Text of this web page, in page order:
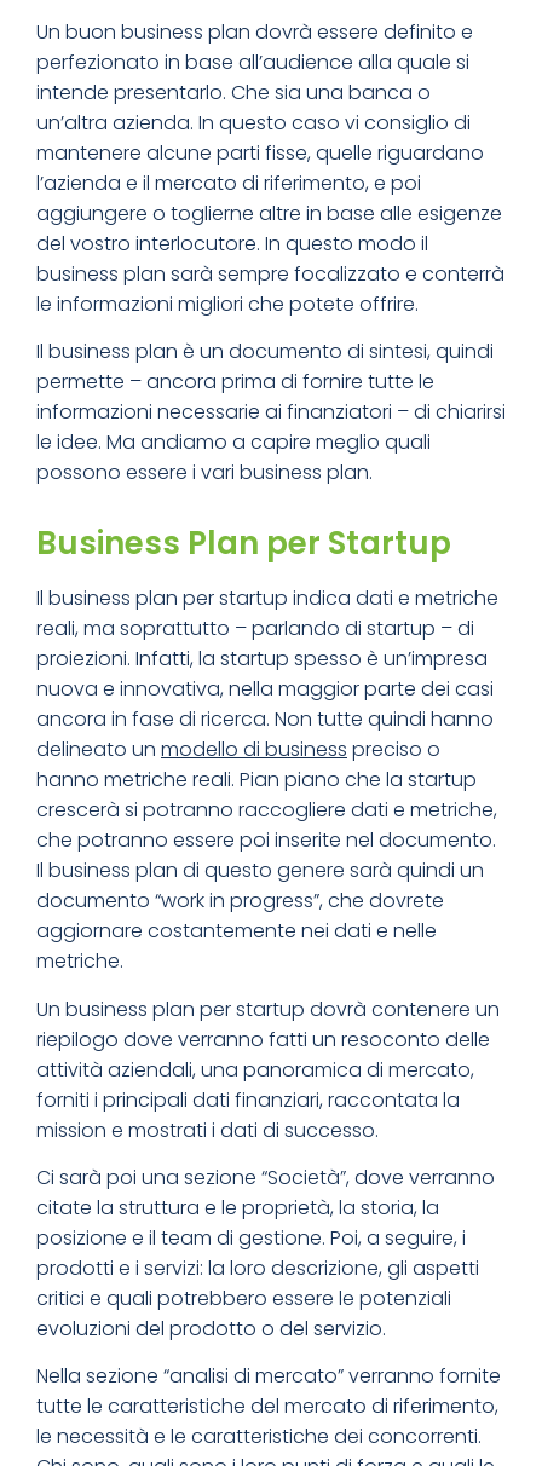
Un buon business plan dovrà essere definito e
perfezionato in base all’audience alla quale si
intende presentarlo. Che sia una banca o
un’altra azienda. In questo caso vi consiglio di
mantenere alcune parti fisse, quelle riguardano
l’azienda e il mercato di riferimento, e poi
aggiungere o toglierne altre in base alle esigenze
del vostro interlocutore. In questo modo il
business plan sarà sempre focalizzato e conterrà
le informazioni migliori che potete offrire.
Il business plan è un documento di sintesi, quindi
permette – ancora prima di fornire tutte le
informazioni necessarie ai finanziatori – di chiarirsi
le idee. Ma andiamo a capire meglio quali
possono essere i vari business plan.
Business Plan per Startup
Il business plan per startup indica dati e metriche
reali, ma soprattutto – parlando di startup – di
proiezioni. Infatti, la startup spesso è un’impresa
nuova e innovativa, nella maggior parte dei casi
ancora in fase di ricerca. Non tutte quindi hanno
delineato un modello di business preciso o
hanno metriche reali. Pian piano che la startup
crescerà si potranno raccogliere dati e metriche,
che potranno essere poi inserite nel documento.
Il business plan di questo genere sarà quindi un
documento “work in progress”, che dovrete
aggiornare costantemente nei dati e nelle
metriche.
Un business plan per startup dovrà contenere un
riepilogo dove verranno fatti un resoconto delle
attività aziendali, una panoramica di mercato,
forniti i principali dati finanziari, raccontata la
mission e mostrati i dati di successo.
Ci sarà poi una sezione “Società”, dove verranno
citate la struttura e le proprietà, la storia, la
posizione e il team di gestione. Poi, a seguire, i
prodotti e i servizi: la loro descrizione, gli aspetti
critici e quali potrebbero essere le potenziali
evoluzioni del prodotto o del servizio.
Nella sezione “analisi di mercato” verranno fornite
tutte le caratteristiche del mercato di riferimento,
le necessità e le caratteristiche dei concorrenti.